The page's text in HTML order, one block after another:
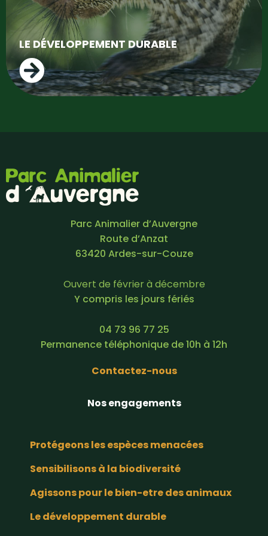
LE DÉVELOPPEMENT DURABLE
Parc Animalier d’Auvergne
Route d’Anzat
63420 Ardes-sur-Couze
Ouvert de février à décembre
Y compris les jours fériés
04 73 96 77 25
Permanence téléphonique de 10h à 12h
Contactez-nous
Nos engagements
Protégeons les espèces menacées
Sensibilisons à la biodiversité
Agissons pour le bien-etre des animaux
Le développement durable